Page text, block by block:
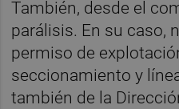
También, desde el
parálisis. En su caso,
permiso de
seccionamiento y
también de la